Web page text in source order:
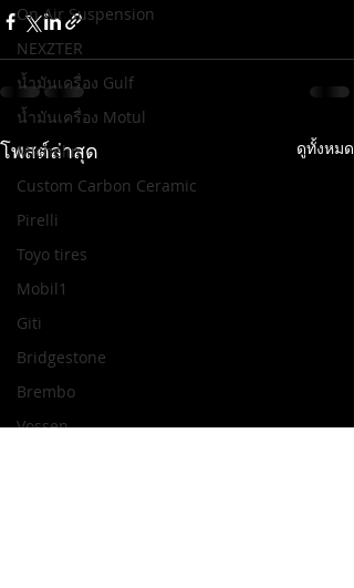
On Air Suspension
NEXZTER
น้ำมันเครื่อง Gulf
น้ำมันเครื่อง Motul
Michelin
Custom Carbon Ceramic
Pirelli
Toyo tires
Mobil1
Giti
Bridgestone
Brembo
Vossen
โพสต์ล่าสุด ดูทั้งหมด